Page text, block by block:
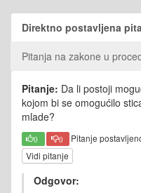
Direktno postavljena
Pitanja na zakone u
Pitanje: Da li postoji
kojom bi se omogućilo
mlade?
0 0 Pitanje
Vidi pitanje
Odgovor: